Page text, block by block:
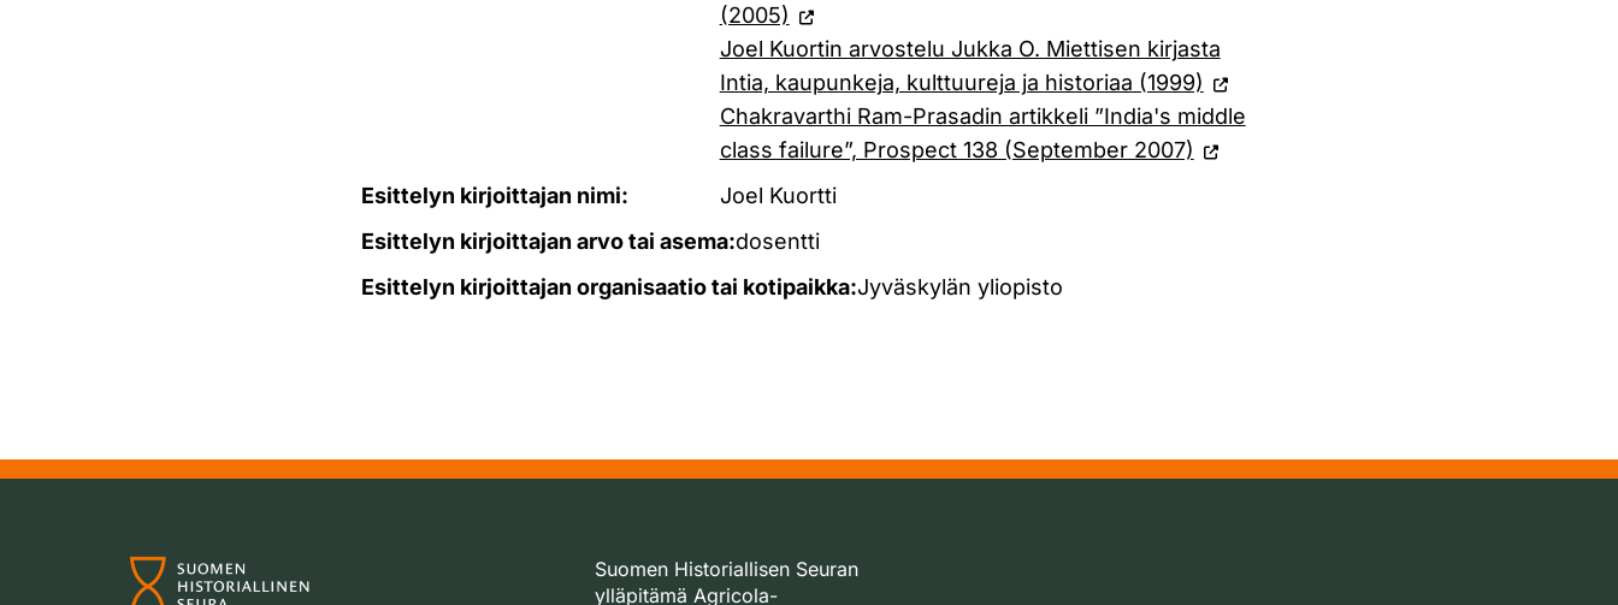
(2005)
Joel Kuortin arvostelu Jukka O. Miettisen kirjasta
Intia, kaupunkeja, kulttuureja ja historiaa (1999)
Chakravarthi Ram-Prasadin artikkeli ”India's middle
class failure”, Prospect 138 (September 2007)
Esittelyn kirjoittajan nimi:
Joel Kuortti
Esittelyn kirjoittajan arvo tai asema:dosentti
Esittelyn kirjoittajan organisaatio tai kotipaikka:Jyväskylän yliopisto
Suomen Historiallisen Seuran
ylläpitämä Agricola-